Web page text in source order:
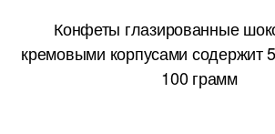
Конфеты глазированные
кремовыми корпусами содержит
100 грамм